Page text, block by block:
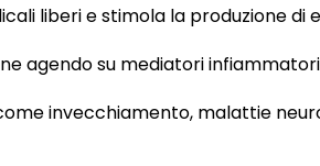
liberi e stimola la produzione di
agendo su mediatori
invecchiamento, malattie